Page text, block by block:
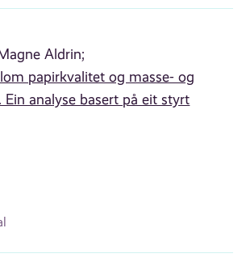
Aldrin;
papirkvalitet og masse- og
Ein analyse basert på eit styrt